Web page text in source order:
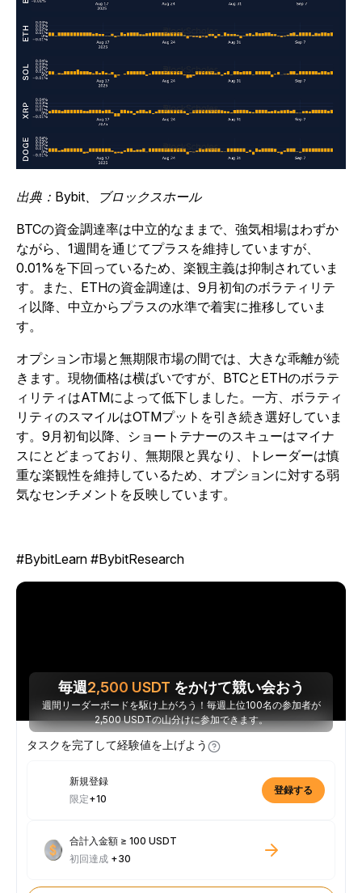
出典：Bybit、ブロックスホール
BTCの資金調達率は中立的なままで、強気相場はわずか
ながら、1週間を通じてプラスを維持していますが、
0.01%を下回っているため、楽観主義は抑制されていま
す。また、ETHの資金調達は、9月初旬のボラティリテ
ィ以降、中立からプラスの水準で着実に推移していま
す。
オプション市場と無期限市場の間では、大きな乖離が続
きます。現物価格は横ばいですが、BTCとETHのボラテ
ィリティはATMによって低下しました。一方、ボラティ
リティのスマイルはOTMプットを引き続き選好していま
す。9月初旬以降、ショートテナーのスキューはマイナ
スにとどまっており、無期限と異なり、トレーダーは慎
重な楽観性を維持しているため、オプションに対する弱
気なセンチメントを反映しています。
#BybitLearn #BybitResearch
毎週2,500 USDT をかけて競い会おう
週間リーダーボードを駆け上がろう！毎週上位100名の参加者が
2,500 USDTの山分けに参加できます。
タスクを完了して経験値を上げよう
新規登録
限定+10
登録する
合計入金額 ≥ 100 USDT
初回達成 +30